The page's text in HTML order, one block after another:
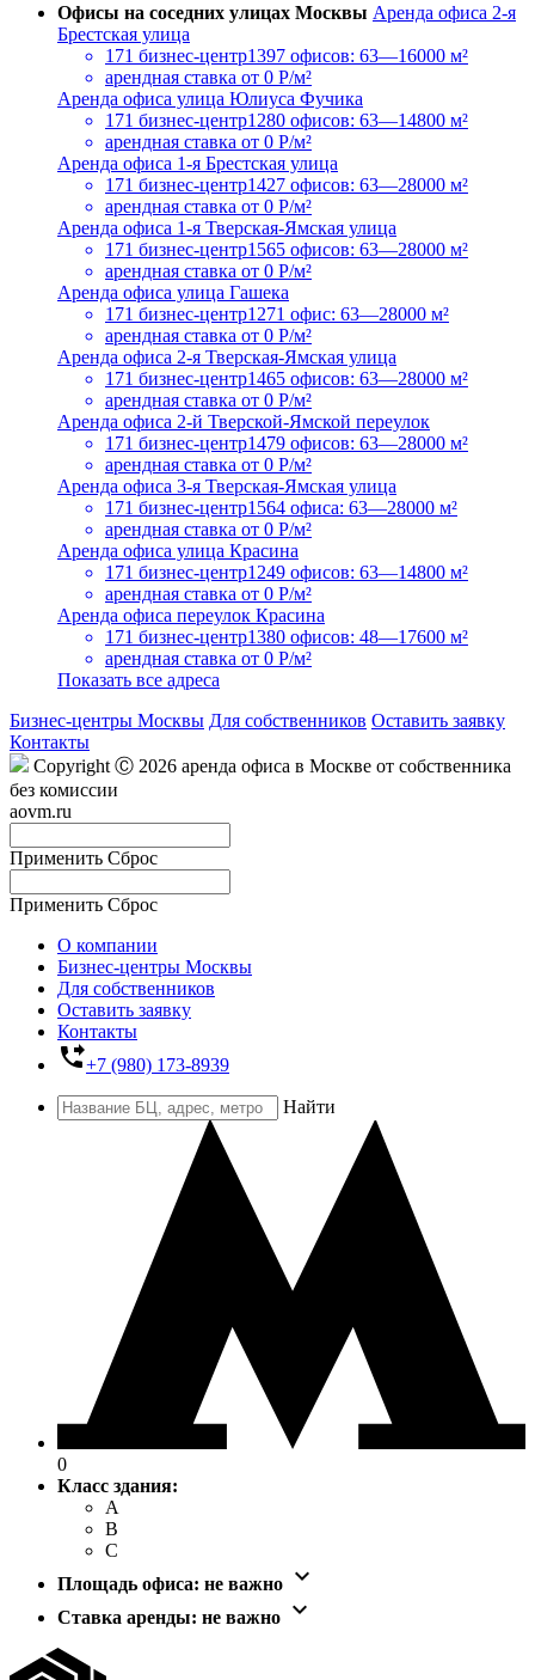
Офисы на соседних улицах Москвы Аренда офиса 2-я
Брестская улица
171 бизнес-центр1397 офисов: 63—16000 м²
арендная ставка от 0 Р/м²
Аренда офиса улица Юлиуса Фучика
171 бизнес-центр1280 офисов: 63—14800 м²
арендная ставка от 0 Р/м²
Аренда офиса 1-я Брестская улица
171 бизнес-центр1427 офисов: 63—28000 м²
арендная ставка от 0 Р/м²
Аренда офиса 1-я Тверская-Ямская улица
171 бизнес-центр1565 офисов: 63—28000 м²
арендная ставка от 0 Р/м²
Аренда офиса улица Гашека
171 бизнес-центр1271 офис: 63—28000 м²
арендная ставка от 0 Р/м²
Аренда офиса 2-я Тверская-Ямская улица
171 бизнес-центр1465 офисов: 63—28000 м²
арендная ставка от 0 Р/м²
Аренда офиса 2-й Тверской-Ямской переулок
171 бизнес-центр1479 офисов: 63—28000 м²
арендная ставка от 0 Р/м²
Аренда офиса 3-я Тверская-Ямская улица
171 бизнес-центр1564 офиса: 63—28000 м²
арендная ставка от 0 Р/м²
Аренда офиса улица Красина
171 бизнес-центр1249 офисов: 63—14800 м²
арендная ставка от 0 Р/м²
Аренда офиса переулок Красина
171 бизнес-центр1380 офисов: 48—17600 м²
арендная ставка от 0 Р/м²
Показать все адреса
Бизнес-центры Москвы Для собственников Оставить заявку
Контакты
Copyright Ⓒ 2026 аренда офиса в Москве от собственника
без комиссии
aovm.ru
Применить Сброс
Применить Сброс
О компании
Бизнес-центры Москвы
Для собственников
Оставить заявку
Контакты
phone_forwarded+7 (980) 173-8939
Найти
0
Класс здания:
A
B
C
Площадь офиса: не важно 
Ставка аренды: не важно 